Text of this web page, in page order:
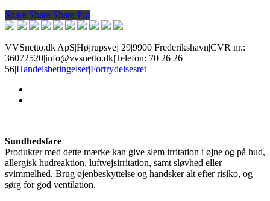
Share
Share Share Share Pin
VVSnetto.dk ApS|Højrupsvej 29|9900 Frederikshavn|CVR nr.:
36072520|info@vvsnetto.dk|Telefon: 70 26 26
56|Handelsbetingelser|Fortrydelsesret
Sundhedsfare
Produkter med dette mærke kan give slem irritation i øjne og på hud,
allergisk hudreaktion, luftvejsirritation, samt sløvhed eller
svimmelhed. Brug øjenbeskyttelse og handsker alt efter risiko, og
sørg for god ventilation.